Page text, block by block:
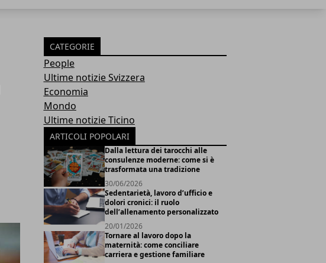
CATEGORIE
People
Ultime notizie Svizzera
Economia
Mondo
Ultime notizie Ticino
ARTICOLI POPOLARI
Dalla lettura dei tarocchi alle
consulenze moderne: come si è
trasformata una tradizione
30/06/2026
Sedentarietà, lavoro d’ufficio e
dolori cronici: il ruolo
dell’allenamento personalizzato
20/01/2026
Tornare al lavoro dopo la
maternità: come conciliare
carriera e gestione familiare